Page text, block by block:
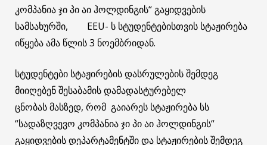
ᲙᲝᲜᲢᲐᲥᲢᲘ
კომპანია ჯი პი აი ჰოლდინგის“ გაყიდვების
სამსახურში, EEU- ს სტუდენტებისთვის სტაჟირება
იწყება ამა წლის 3 ნოემბრიდან.
სტუდენტები სტაჟირების დასრულების შემდეგ
მიიღებენ შესაბამის დამადასტურებელ
ცნობას მასზედ, რომ გაიარეს სტაჟირება სს
“სადაზღვევო კომპანია ჯი პი აი ჰოლდინგის“
გაყიდვების დეპარტამენტში და სტაჟირების შემდეგ